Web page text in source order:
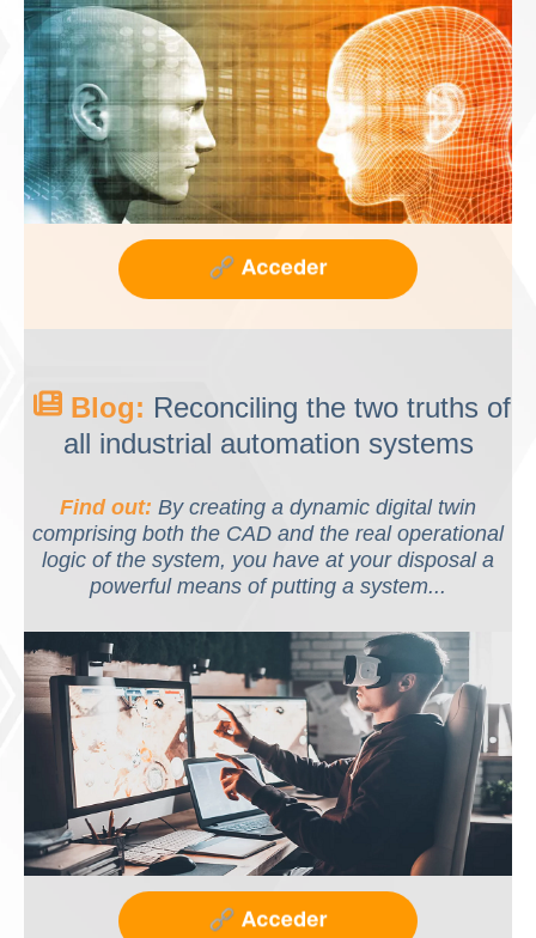
Blog: Reconciling the two truths of
all industrial automation systems
Find out: By creating a dynamic digital twin
comprising both the CAD and the real operational
logic of the system, you have at your disposal a
powerful means of putting a system...